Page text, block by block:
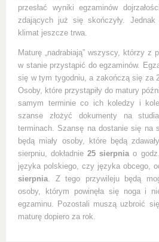
przesłać wyniki egzaminów
zdających już się skończyły.
klimat jeszcze trwa.
Maturę „nadrabiają” wszyscy, którzy z
w stanie przystąpić do egzaminów.
się w tym tygodniu, a zakończą się za
Osoby, które przystąpiły do matury
samym terminie co ich koledzy i
szanse złożyć dokumenty na
terminach. Szansę na dostanie się na
będą miały osoby, które będą
sierpniu, dokładnie25 sierpniao
języka polskiego, czy języka obcego,
sierpnia. Z tego przywileju będą
osoby, którym powinęła się noga i
egzaminu. Pozostali muszą uzbroić
maturę dopiero za rok.